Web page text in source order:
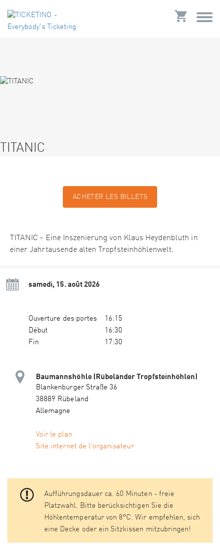
TITANIC
ACHETER LES BILLETS
TITANIC - Eine Inszenierung von Klaus Heydenbluth in
einer Jahrtausende alten Tropfsteinhöhlenwelt.
samedi, 15. août 2026
Ouverture des portes
16:15
Début
16:30
Fin
17:30
Baumannshöhle (Rübeländer Tropfsteinhöhlen)
Blankenburger Straße 36
38889 Rübeland
Allemagne
Voir le plan
Site internet de l'organisateur
Aufführungsdauer ca. 60 Minuten - freie
Platzwahl. Bitte berücksichtigen Sie die
Höhlentemperatur von 8°C. Wir empfehlen, sich
eine Decke oder ein Sitzkissen mitzubringen!